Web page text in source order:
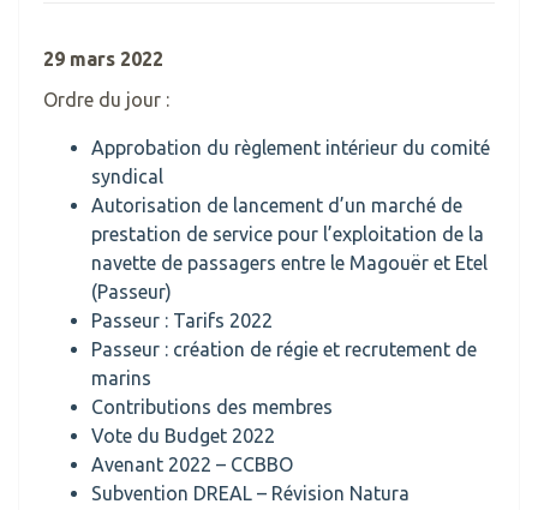
29 mars 2022
Ordre du jour :
Approbation du règlement intérieur du comité
syndical
Autorisation de lancement d’un marché de
prestation de service pour l’exploitation de la
navette de passagers entre le Magouër et Etel
(Passeur)
Passeur : Tarifs 2022
Passeur : création de régie et recrutement de
marins
Contributions des membres
Vote du Budget 2022
Avenant 2022 – CCBBO
Subvention DREAL – Révision Natura